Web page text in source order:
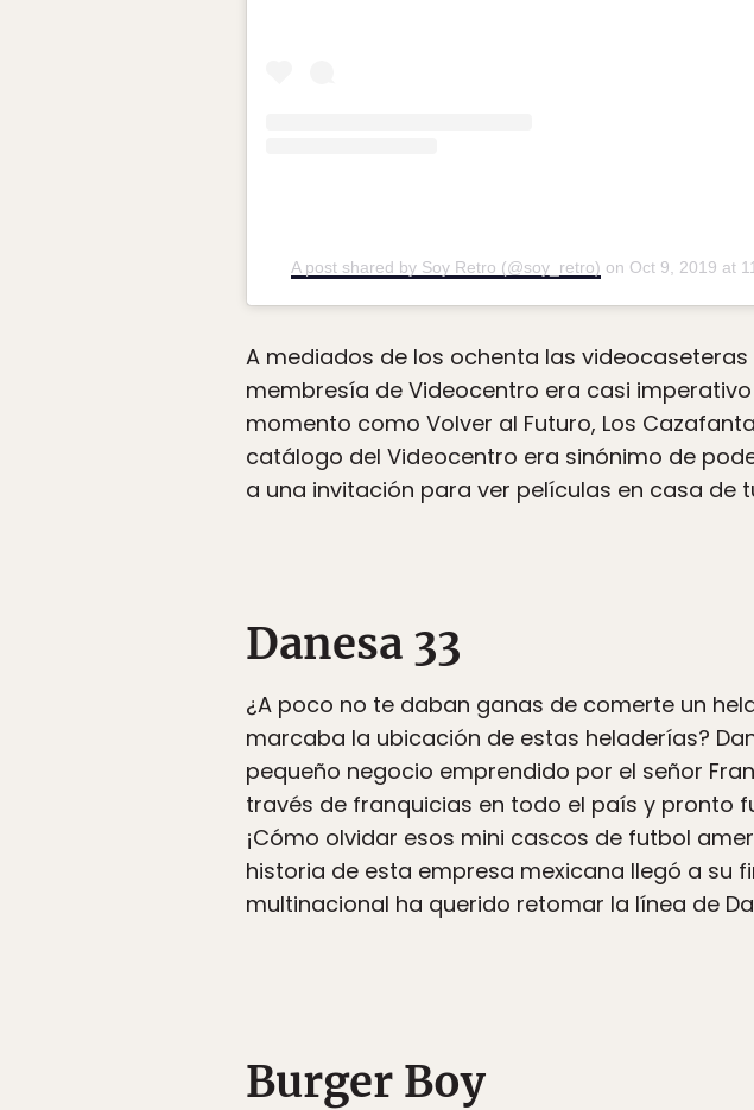
A post shared by Soy Retro (@soy_retro) on Oct 9, 2019 at
A mediados de los ochenta las
membresía de Videocentro era casi
momento como Volver al Futuro, Los
catálogo del Videocentro era sinónimo de
a una invitación para ver películas en casa de
Danesa 33
¿A poco no te daban ganas de comerte un
marcaba la ubicación de estas heladerías?
pequeño negocio emprendido por el señor
través de franquicias en todo el país y pronto
¡Cómo olvidar esos mini cascos de futbol
historia de esta empresa mexicana llegó a su
multinacional ha querido retomar la línea de
Burger Boy